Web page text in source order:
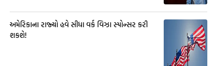
અમેરિકાના રાજ્યો હવે સીધા વર્ક વિઝા સ્પોન્સર કરી
શકશે!